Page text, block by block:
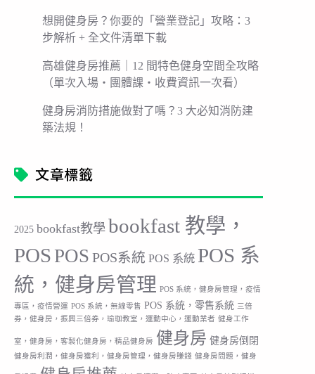
想開健身房？你要的「營業登記」攻略：3
步解析 + 全文件清單下載
高雄健身房推薦｜12 間特色健身空間全攻略
（單次入場・團體課・收費資訊一次看）
健身房消防措施做對了嗎？3 大必知消防建
築法規！
文章標籤
2025 bookfast教學 bookfast 教學，
POS POS POS系統 POS 系統 POS 系
統，健身房管理 POS 系統，健身房管理，疫情
專區，疫情營運 POS 系統，無線零售 POS 系統，零售系統 三倍
券，健身房，振興三倍券，瑜珈教室，運動中心，運動業者 健身工作
室，健身房，客製化健身房，精品健身房 健身房 健身房倒閉
健身房利潤，健身房獲利，健身房管理，健身房賺錢 健身房問題，健身